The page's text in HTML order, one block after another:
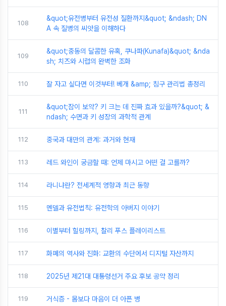
108
&quot;유전병부터 유전성 질환까지&quot; &ndash; DN
A 속 질병의 씨앗을 이해하다
109
&quot;중동의 달콤한 유혹, 쿠나파(Kunafa)&quot; &nda
sh; 치즈와 시럽의 완벽한 조화
110 잘 자고 싶다면 이것부터! 베개 &amp; 침구 관리법 총정리
111
&quot;잠이 보약? 키 크는 데 진짜 효과 있을까?&quot; &
ndash; 수면과 키 성장의 과학적 관계
112 중국과 대만의 관계: 과거와 현재
113 레드 와인이 궁금할 때: 언제 마시고 어떤 걸 고를까?
114 라니냐란? 전세계적 영향과 최근 동향
115 멘델과 유전법칙: 유전학의 아버지 이야기
116 이별부터 힐링까지, 찰리 푸스 플레이리스트
117 화폐의 역사와 진화: 교환의 수단에서 디지털 자산까지
118 2025년 제21대 대통령선거 주요 후보 공약 정리
119 거식증 - 몸보다 마음이 더 아픈 병